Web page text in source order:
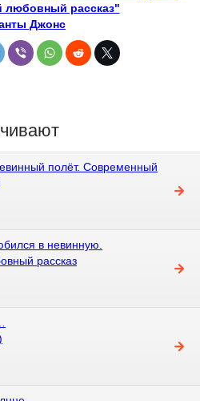
любовный рассказ"
Джонс
полёт. Современный
в невинную.
рассказ